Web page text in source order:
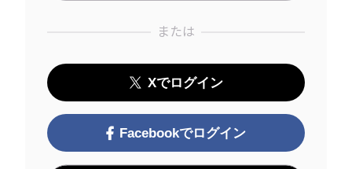
または
Xでログイン
Facebookでログイン